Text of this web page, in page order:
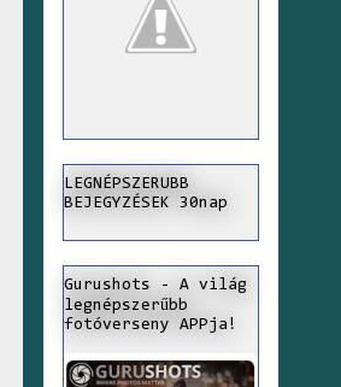
LEGNÉPSZERUBB
BEJEGYZÉSEK 30nap
Gurushots - A világ
legnépszerűbb
fotóverseny APPja!